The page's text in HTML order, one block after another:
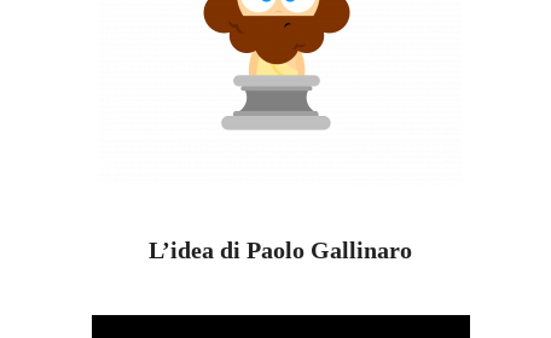
L’idea di Paolo Gallinaro